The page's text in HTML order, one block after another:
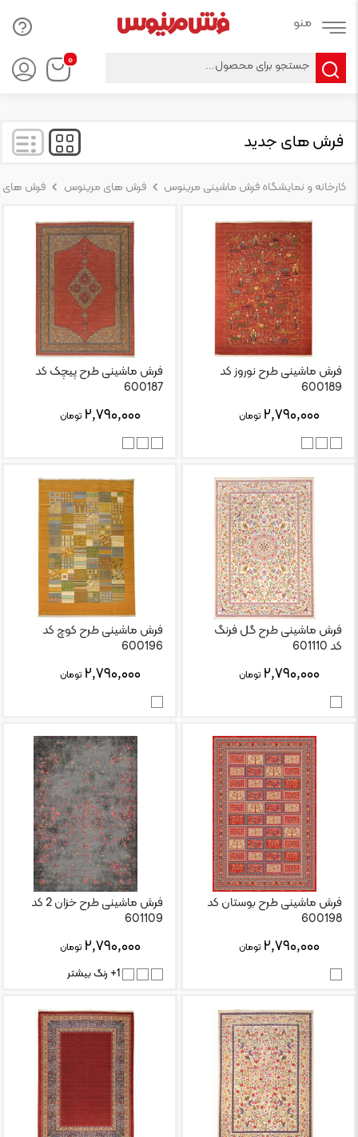
۰
Products
search
فرش های جدید
کارخانه و نمایشگاه فرش ماشینی مرینوس فرش های مرینوس فرش های
فرش ماشینی طرح نوروز کد
600189
۲,۷۹۰,۰۰۰ تومان
فرش ماشینی طرح پیچک کد
600187
۲,۷۹۰,۰۰۰ تومان
فرش ماشینی طرح گل فرنگ
کد 601110
۲,۷۹۰,۰۰۰ تومان
فرش ماشینی طرح کوچ کد
600196
۲,۷۹۰,۰۰۰ تومان
فرش ماشینی طرح بوستان کد
600198
۲,۷۹۰,۰۰۰ تومان
فرش ماشینی طرح خزان 2 کد
601109
۲,۷۹۰,۰۰۰ تومان
1+ رنگ بیشتر